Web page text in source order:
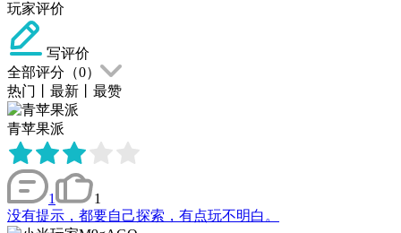
玩家评价
写评价
全部评分（0）
热门
最新 最赞
青苹果派
1
1
没有提示，都要自己探索，有点玩不明白。